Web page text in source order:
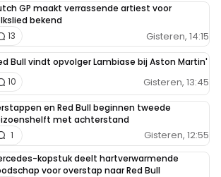
GP maakt verrassende artiest voor
bekend
Gisteren, 14:15
13
Bull vindt opvolger Lambiase bij Aston Martin'
Gisteren, 13:45
10
en Red Bull beginnen tweede
met achterstand
Gisteren, 12:55
1
kopstuk deelt hartverwarmende
voor overstap naar Red Bull